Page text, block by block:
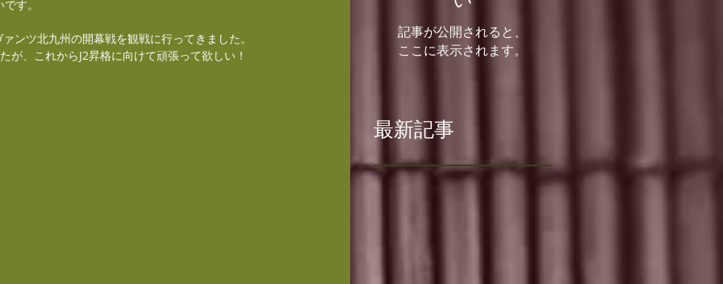
す。
ンツ北九州の開幕戦を観戦に行ってきました。
が、これからJ2昇格に向けて頑張って欲しい！
記事が公開されると、
ここに表示されます。
最新記事